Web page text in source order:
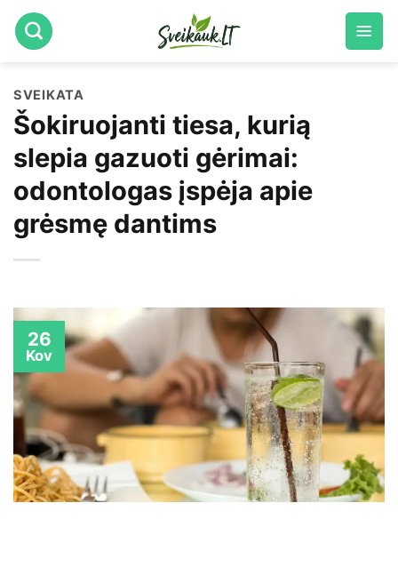
Skip
to
SVEIKATA
Šokiruojanti tiesa, kurią
slepia gazuoti gėrimai:
odontologas įspėja apie
grėsmę dantims
26
Kov